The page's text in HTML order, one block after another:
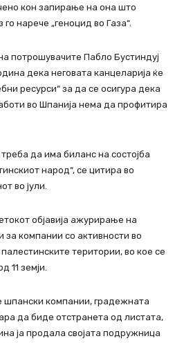
кон запирање на она што
нарече „геноцид во Газа“.
потрошувачите Пабло Бустиндуј
дека неговата канцеларија ќе
ресурси“ за да се осигура дека
во Шпанија нема да профитира
да има биланс на состојба
народ“, се цитира во
во јули.
објавија ажурирање на
за компании со активности во
територии, во кое се
11 земји.
шпански компании, градежната
да биде отстранета од листата,
ја продала својата подружница